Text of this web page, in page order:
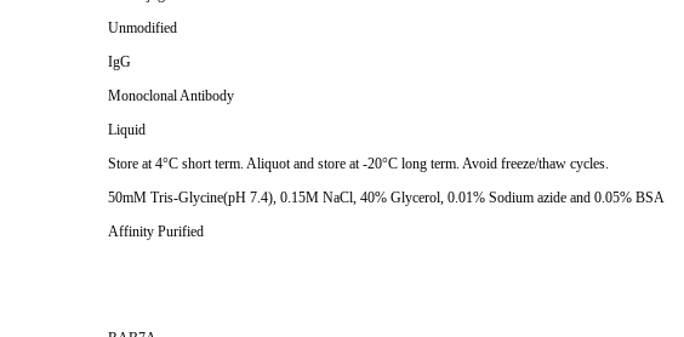
Unmodified
IgG
Monoclonal Antibody
Liquid
Store at 4°C short term. Aliquot and store at -20°C long term. Avoid freeze/thaw cycles.
50mM Tris-Glycine(pH 7.4), 0.15M NaCl, 40% Glycerol, 0.01% Sodium azide and 0.05% BSA
Affinity Purified